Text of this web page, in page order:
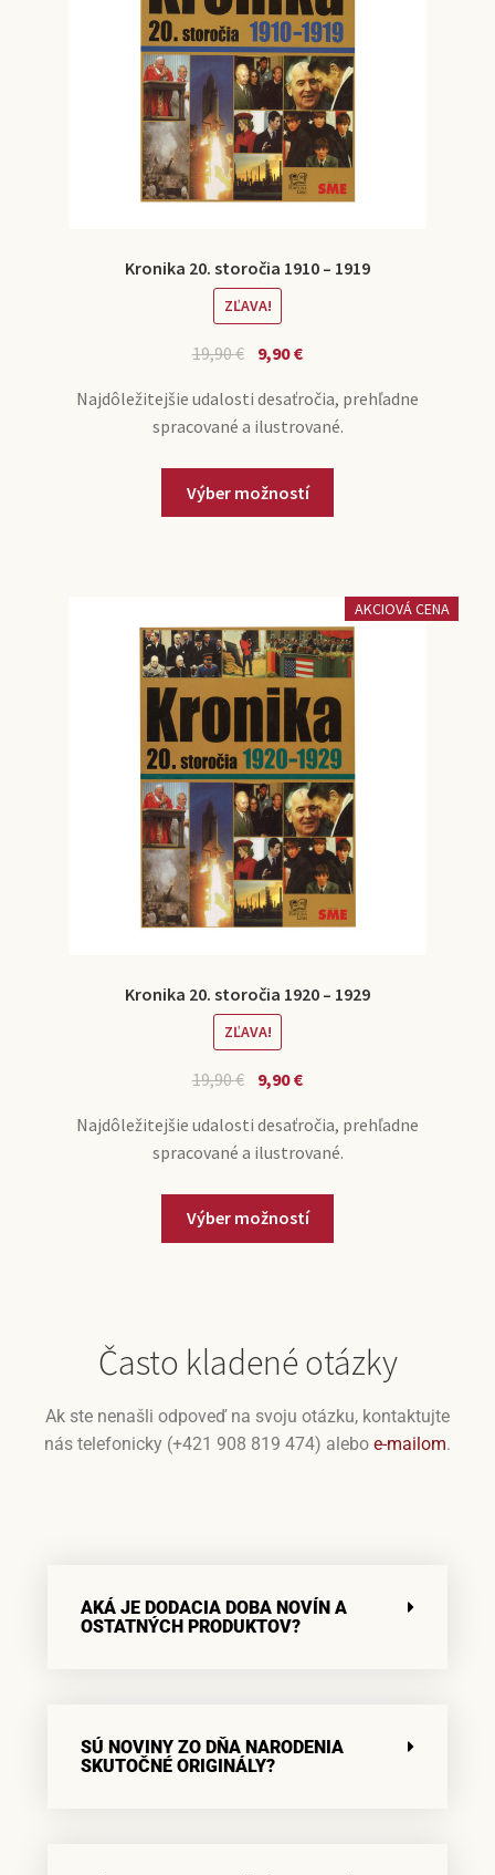
Kronika 20. storočia 1910 – 1919
ZĽAVA!
19,90€ 9,90€
Najdôležitejšie udalosti desaťročia, prehľadne
spracované a ilustrované.
Výber možností
AKCIOVÁ CENA
Kronika 20. storočia 1920 – 1929
ZĽAVA!
19,90€ 9,90€
Najdôležitejšie udalosti desaťročia, prehľadne
spracované a ilustrované.
Výber možností
Často kladené otázky
Ak ste nenašli odpoveď na svoju otázku, kontaktujte
nás telefonicky (+421 908 819 474) alebo e-mailom.
AKÁ JE DODACIA DOBA NOVÍN A
OSTATNÝCH PRODUKTOV?
SÚ NOVINY ZO DŇA NARODENIA
SKUTOČNÉ ORIGINÁLY?